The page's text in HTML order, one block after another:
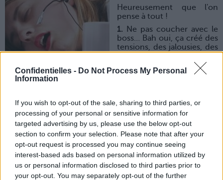
Confidentielles - Do Not Process My Personal
Information
If you wish to opt-out of the sale, sharing to third parties, or
processing of your personal or sensitive information for
targeted advertising by us, please use the below opt-out
section to confirm your selection. Please note that after your
opt-out request is processed you may continue seeing
interest-based ads based on personal information utilized by
us or personal information disclosed to third parties prior to
your opt-out. You may separately opt-out of the further
Heureusement que l'on
pense à tout !
1. Ne pas coucher avec le
boss… Bah oui, ça créé des
tensions, des jalousies, des
et puis ça finit par faire
virer.
Nan on déconne, ça peut même vous faire avoir le job !
Alors on ne va pas chipoter pour deux ou trois parties de
jambes en l'air, hein !
Par contre, on ne couche pas avec la femme du boss
(ou le mec de la boss). Un poil plus risqué. Parce que là ça
créer des tensions chelou.